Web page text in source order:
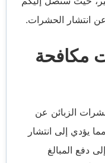
انتشار الحشرات.
مكافحة
الزبائن عن
يؤدي إلى انتشار
دفع المبالغ